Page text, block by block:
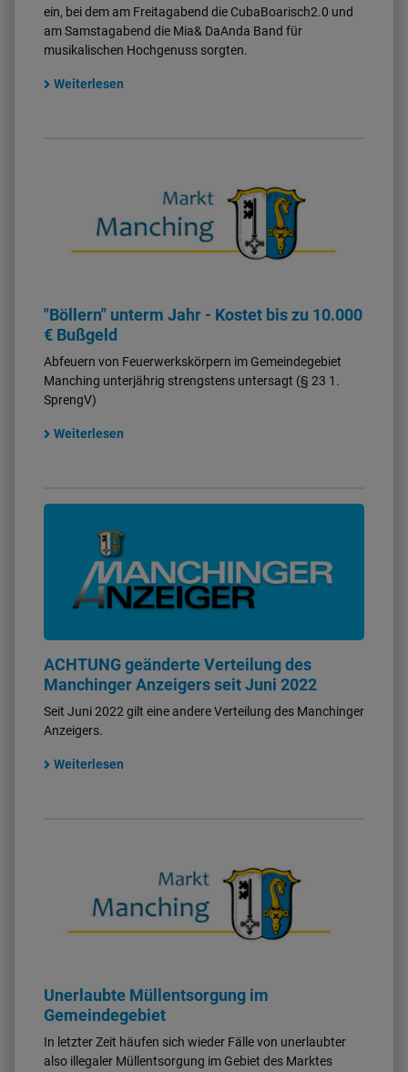
ein, bei dem am Freitagabend die CubaBoarisch2.0 und
am Samstagabend die Mia& DaAnda Band für
musikalischen Hochgenuss sorgten.
Weiterlesen
"Böllern" unterm Jahr - Kostet bis zu 10.000
€ Bußgeld
Abfeuern von Feuerwerkskörpern im Gemeindegebiet
Manching unterjährig strengstens untersagt (§ 23 1.
SprengV)
Weiterlesen
ACHTUNG geänderte Verteilung des
Manchinger Anzeigers seit Juni 2022
Seit Juni 2022 gilt eine andere Verteilung des Manchinger
Anzeigers.
Weiterlesen
Unerlaubte Müllentsorgung im
Gemeindegebiet
In letzter Zeit häufen sich wieder Fälle von unerlaubter
also illegaler Müllentsorgung im Gebiet des Marktes